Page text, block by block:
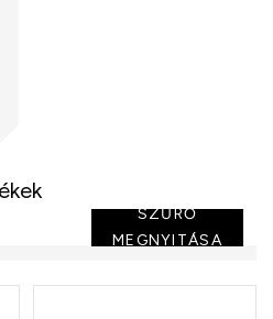
SZŰRŐ
MEGNYITÁSA